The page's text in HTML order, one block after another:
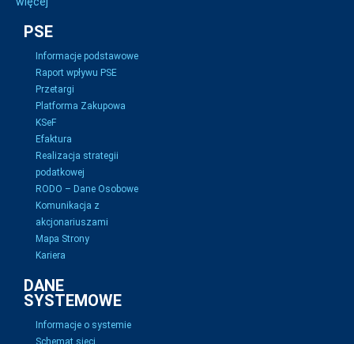
PSE
Informacje podstawowe
Raport wpływu PSE
Przetargi
Platforma Zakupowa
KSeF
Efaktura
Realizacja strategii
podatkowej
RODO – Dane Osobowe
Komunikacja z
akcjonariuszami
Mapa Strony
Kariera
DANE
SYSTEMOWE
Informacje o systemie
Schemat sieci